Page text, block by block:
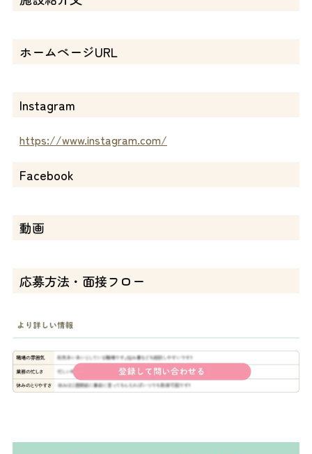
ホームページURL
Instagram
https://www.instagram.com/
Facebook
動画
応募方法・面接フロー